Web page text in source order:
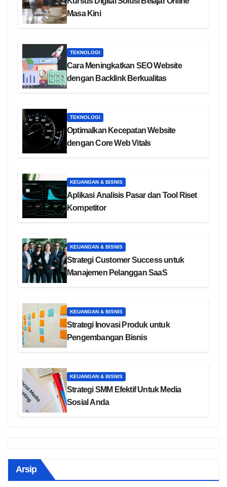
Masa Kini
TEKNOLOGI
Cara Meningkatkan SEO Website
dengan Backlink Berkualitas
TEKNOLOGI
Optimalkan Kecepatan Website
dengan Core Web Vitals
KEUANGAN & BISNIS
Aplikasi Analisis Pasar dan Tool Riset
Kompetitor
KEUANGAN & BISNIS
Strategi Customer Success untuk
Manajemen Pelanggan SaaS
KEUANGAN & BISNIS
Strategi Inovasi Produk untuk
Pengembangan Bisnis
KEUANGAN & BISNIS
Strategi SMM Efektif Untuk Media
Sosial Anda
Arsip